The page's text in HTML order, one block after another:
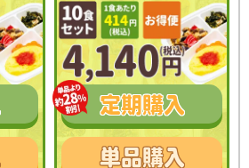
定期購入
単品購入